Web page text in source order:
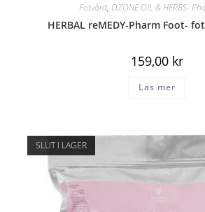
Fotvård, OZONE OIL & HERBS-
HERBAL reMEDY-Pharm Foot-
159,00 kr
Läs mer
SLUT I LAGER